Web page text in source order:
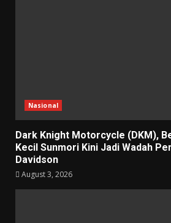
Nasional
Dark Knight Motorcycle (DKM),
Kecil Sunmori Kini Jadi Wadah
Davidson
August 3, 2026